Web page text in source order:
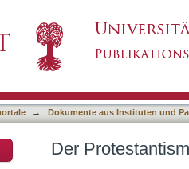
→ Dokumente aus Instituten und
Der